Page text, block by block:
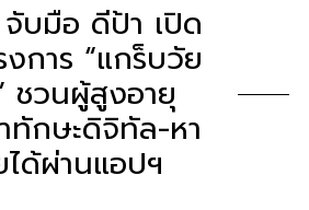
บมือ ดีป้า เปิด
การ “แกร็บวัย
ชวนผู้สูงอายุ
กษะดิจิทัล-หา
ได้ผ่านแอปฯ